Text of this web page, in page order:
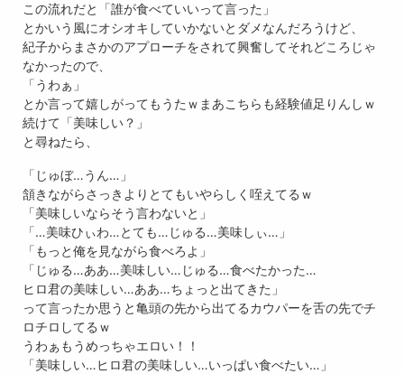
この流れだと「誰が食べていいって言った」
とかいう風にオシオキしていかないとダメなんだろうけど、
紀子からまさかのアプローチをされて興奮してそれどころじゃ
なかったので、
「うわぁ」
とか言って嬉しがってもうたｗまあこちらも経験値足りんしｗ
続けて「美味しい？」
と尋ねたら、
「じゅぼ…うん…」
頷きながらさっきよりとてもいやらしく咥えてるｗ
「美味しいならそう言わないと」
「…美味ひぃわ…とても…じゅる…美味しぃ…」
「もっと俺を見ながら食べろよ」
「じゅる…ああ…美味しい…じゅる…食べたかった…
ヒロ君の美味しい…ああ…ちょっと出てきた」
って言ったか思うと亀頭の先から出てるカウパーを舌の先でチ
ロチロしてるｗ
うわぁもうめっちゃエロい！！
「美味しい…ヒロ君の美味しい…いっぱい食べたい…」